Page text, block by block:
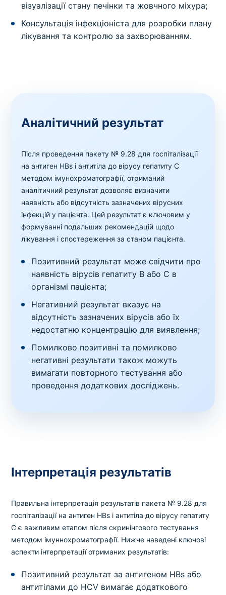
візуалізації стану печінки та жовчного міхура;
Консультація інфекціоніста для розробки плану
лікування та контролю за захворюванням.
Аналітичний результат
Після проведення пакету № 9.28 для госпіталізації
на антиген HBs і антитіла до вірусу гепатиту C
методом імунохроматографії, отриманий
аналітичний результат дозволяє визначити
наявність або відсутність зазначених вірусних
інфекцій у пацієнта. Цей результат є ключовим у
формуванні подальших рекомендацій щодо
лікування і спостереження за станом пацієнта.
Позитивний результат може свідчити про
наявність вірусів гепатиту B або C в
організмі пацієнта;
Негативний результат вказує на
відсутність зазначених вірусів або їх
недостатню концентрацію для виявлення;
Помилково позитивні та помилково
негативні результати також можуть
вимагати повторного тестування або
проведення додаткових досліджень.
Інтерпретація результатів
Правильна інтерпретація результатів пакета № 9.28 для
госпіталізації на антиген HBs і антитіла до вірусу гепатиту
C є важливим етапом після скринінгового тестування
методом імуннохроматографії. Нижче наведені ключові
аспекти інтерпретації отриманих результатів:
Позитивний результат за антигеном HBs або
антитілами до HCV вимагає додаткового